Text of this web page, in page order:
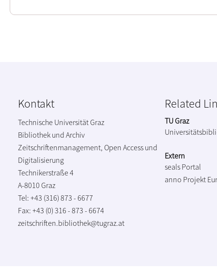
Kontakt
Technische Universität Graz
Bibliothek und Archiv
Zeitschriftenmanagement, Open Access und
Digitalisierung
Technikerstraße 4
A-8010 Graz
Tel: +43 (316) 873 - 6677
Fax: +43 (0) 316 - 873 - 6674
zeitschriften.bibliothek@tugraz.at
Related
TU Graz
Extern
seals Portal
anno Projekt